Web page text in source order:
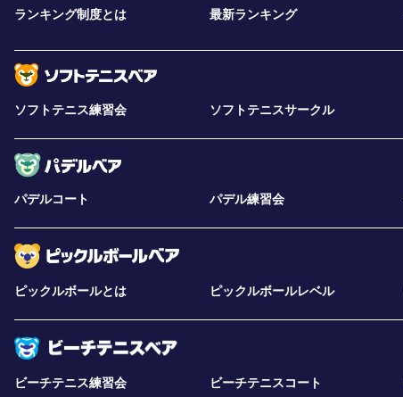
ランキング制度とは 最新ランキング
ソフトテニス練習会 ソフトテニスサークル
パデルコート パデル練習会
ピックルボールとは ピックルボールレベル
ビーチテニス練習会 ビーチテニスコート